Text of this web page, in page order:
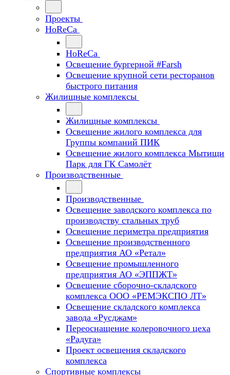
Проекты
HoReCa
HoReCa
Освещение бургерной #Farsh
Освещение крупной сети ресторанов
быстрого питания
Жилищные комплексы
Жилищные комплексы
Освещение жилого комплекса для
Группы компаний ПИК
Освещение жилого комплекса Мытищи
Парк для ГК Самолёт
Производственные
Производственные
Освещение заводского комплекса по
производству стальных труб
Освещение периметра предприятия
Освещение производственного
предприятия АО «Ретал»
Освещение промышленного
предприятия АО «ЭППЖТ»
Освещение сборочно-складского
комплекса ООО «РЕМЭКСПО ЛТ»
Освещение складского комплекса
завода «Русджам»
Переоснащение колеровочного цеха
«Радуга»
Проект освещения складского
комплекса
Спортивные комплексы